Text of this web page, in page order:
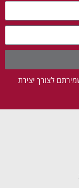
לצורך יצירת